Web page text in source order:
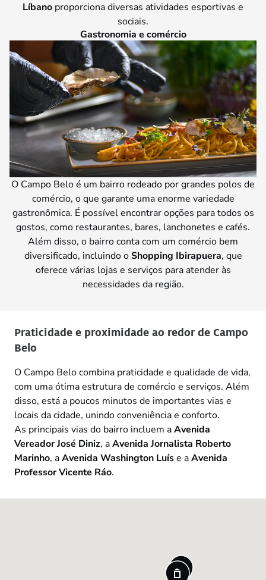
Líbano proporciona diversas atividades esportivas e
sociais.
Gastronomia e comércio
O Campo Belo é um bairro rodeado por grandes polos de
comércio, o que garante uma enorme variedade
gastronômica. É possível encontrar opções para todos os
gostos, como restaurantes, bares, lanchonetes e cafés.
Além disso, o bairro conta com um comércio bem
diversificado, incluindo oShopping Ibirapuera, que
oferece várias lojas e serviços para atender às
necessidades da região.
Praticidade e proximidade ao redor de Campo
Belo
O Campo Belo combina praticidade e qualidade de vida,
com uma ótima estrutura de comércio e serviços. Além
disso, está a poucos minutos de importantes vias e
locais da cidade, unindo conveniência e conforto.
As principais vias do bairro incluem aAvenida
Vereador José Diniz, aAvenida Jornalista Roberto
Marinho, aAvenida Washington Luíse aAvenida
Professor Vicente Ráo.